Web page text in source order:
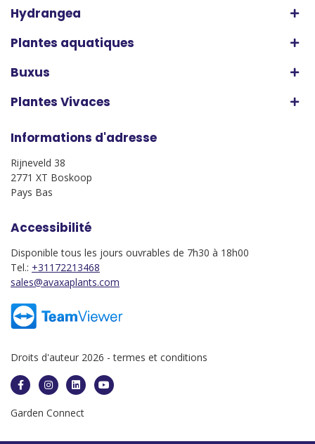
Hydrangea
Plantes aquatiques
Buxus
Plantes Vivaces
Informations d'adresse
Rijneveld 38
2771 XT Boskoop
Pays Bas
Accessibilité
Disponible tous les jours ouvrables de 7h30 à 18h00
Tel.: +31172213468
sales@avaxaplants.com
Droits d'auteur 2026 -termes et conditions
Garden Connect